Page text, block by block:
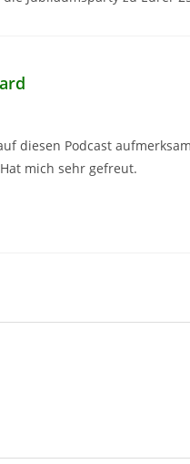
diesen Podcast
mich sehr gefreut.